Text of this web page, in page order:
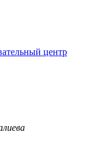
центр